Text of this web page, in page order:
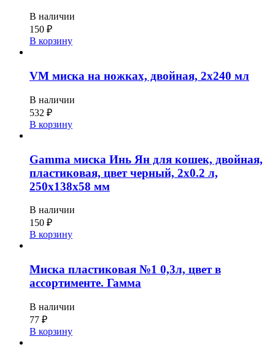
В наличии
150 ₽
В корзину
VM миска на ножках, двойная, 2х240 мл
В наличии
532 ₽
В корзину
Gamma миска Инь Ян для кошек, двойная,
пластиковая, цвет черный, 2х0.2 л,
250x138x58 мм
В наличии
150 ₽
В корзину
Миска пластиковая №1 0,3л, цвет в
ассортименте. Гамма
В наличии
77 ₽
В корзину